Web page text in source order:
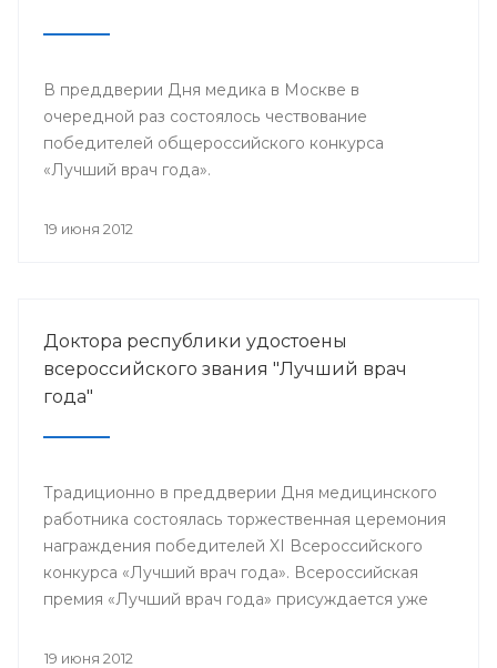
В преддверии Дня медика в Москве в
очередной раз состоялось чествование
победителей общероссийского конкурса
«Лучший врач года».
19 июня 2012
Доктора республики удостоены
всероссийского звания "Лучший врач
года"
Традиционно в преддверии Дня медицинского
работника состоялась торжественная церемония
награждения победителей XI Всероссийского
конкурса «Лучший врач года». Всероссийская
премия «Лучший врач года» присуждается уже
лучшего боролись специалисты со всей страны.
19 июня 2012